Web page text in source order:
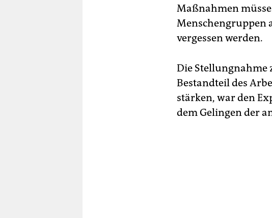
Maßnahmen
Menschengruppen
vergessen werden.
Die
Bestandteil des
stärken, war den
dem Gelingen der